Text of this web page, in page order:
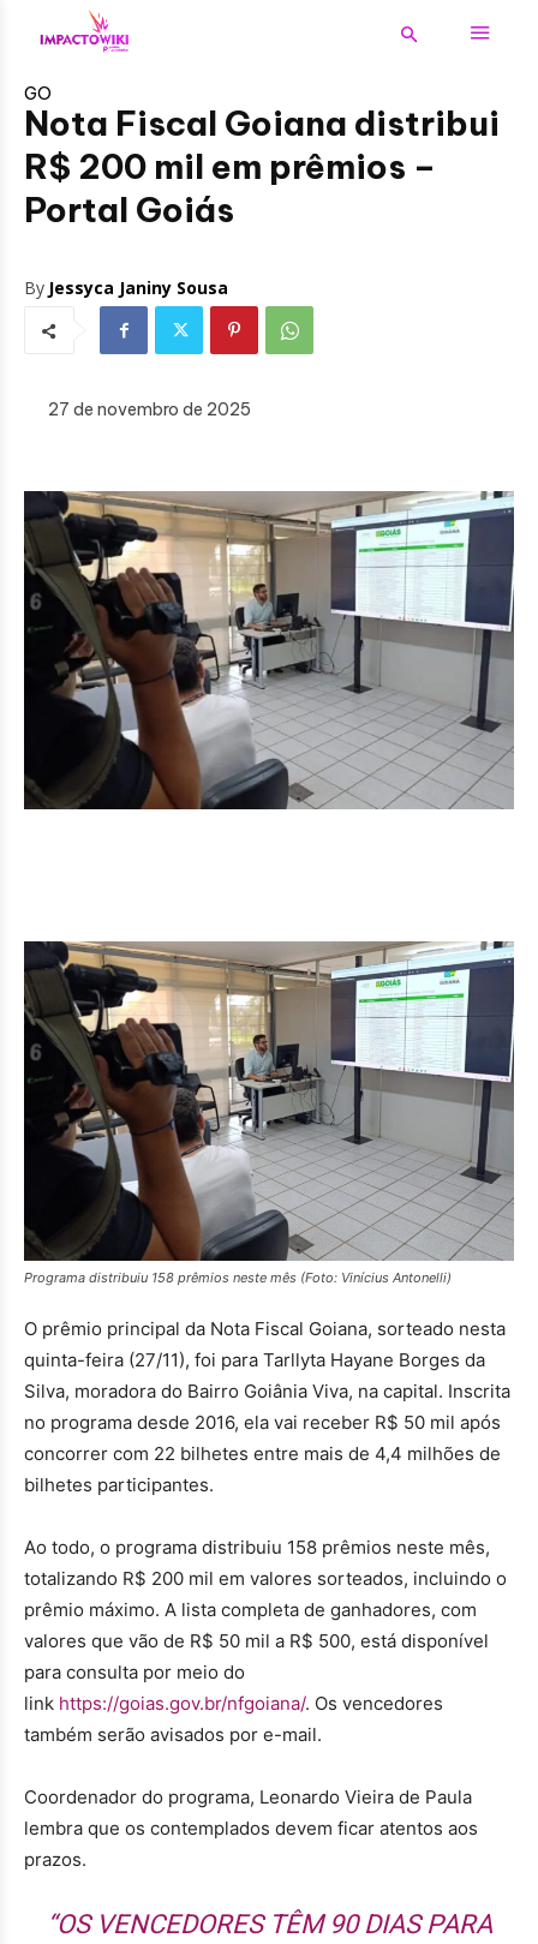
GO
Nota Fiscal Goiana distribui
R$ 200 mil em prêmios –
Portal Goiás
By Jessyca Janiny Sousa
27 de novembro de 2025
Programa distribuiu 158 prêmios neste mês (Foto: Vinícius Antonelli)
O prêmio principal da Nota Fiscal Goiana, sorteado nesta
quinta-feira (27/11), foi para Tarllyta Hayane Borges da
Silva, moradora do Bairro Goiânia Viva, na capital. Inscrita
no programa desde 2016, ela vai receber R$ 50 mil após
concorrer com 22 bilhetes entre mais de 4,4 milhões de
bilhetes participantes.
Ao todo, o programa distribuiu 158 prêmios neste mês,
totalizando R$ 200 mil em valores sorteados, incluindo o
prêmio máximo. A lista completa de ganhadores, com
valores que vão de R$ 50 mil a R$ 500, está disponível
para consulta por meio do
link https://goias.gov.br/nfgoiana/. Os vencedores
também serão avisados por e-mail.
Coordenador do programa, Leonardo Vieira de Paula
lembra que os contemplados devem ficar atentos aos
prazos.
“OS VENCEDORES TÊM 90 DIAS PARA